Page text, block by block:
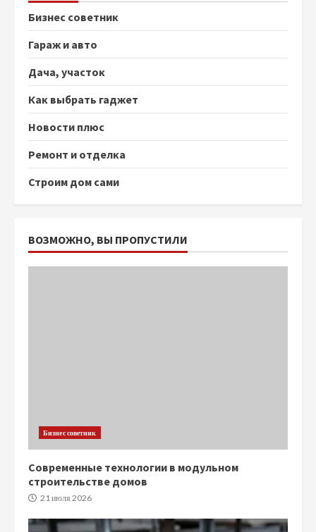
Бизнес советник
Гараж и авто
Дача, участок
Как выбрать гаджет
Новости плюс
Ремонт и отделка
Строим дом сами
ВОЗМОЖНО, ВЫ ПРОПУСТИЛИ
Бизнес советник
Современные технологии в модульном
строительстве домов
21 июля 2026